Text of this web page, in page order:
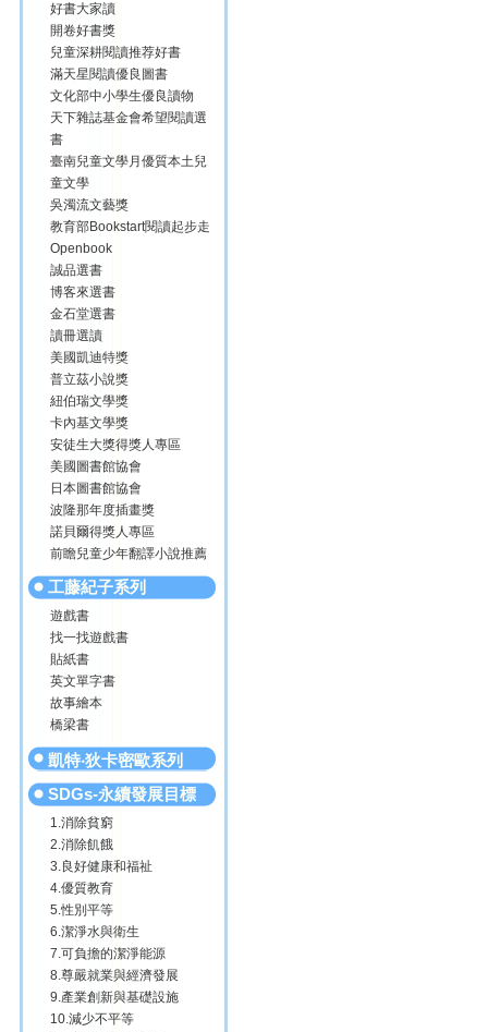
好書大家讀
開卷好書獎
兒童深耕閱讀推荐好書
滿天星閱讀優良圖書
文化部中小學生優良讀物
天下雜誌基金會希望閱讀選
書
臺南兒童文學月優質本土兒
童文學
吳濁流文藝獎
教育部Bookstart閱讀起步走
Openbook
誠品選書
博客來選書
金石堂選書
讀冊選讀
美國凱迪特獎
普立茲小說獎
紐伯瑞文學獎
卡內基文學獎
安徒生大獎得獎人專區
美國圖書館協會
日本圖書館協會
波隆那年度插畫獎
諾貝爾得獎人專區
前瞻兒童少年翻譯小說推薦
工藤紀子系列
遊戲書
找一找遊戲書
貼紙書
英文單字書
故事繪本
橋梁書
凱特‧狄卡密歐系列
SDGs-永續發展目標
1.消除貧窮
2.消除飢餓
3.良好健康和福祉
4.優質教育
5.性別平等
6.潔淨水與衛生
7.可負擔的潔淨能源
8.尊嚴就業與經濟發展
9.產業創新與基礎設施
10.減少不平等